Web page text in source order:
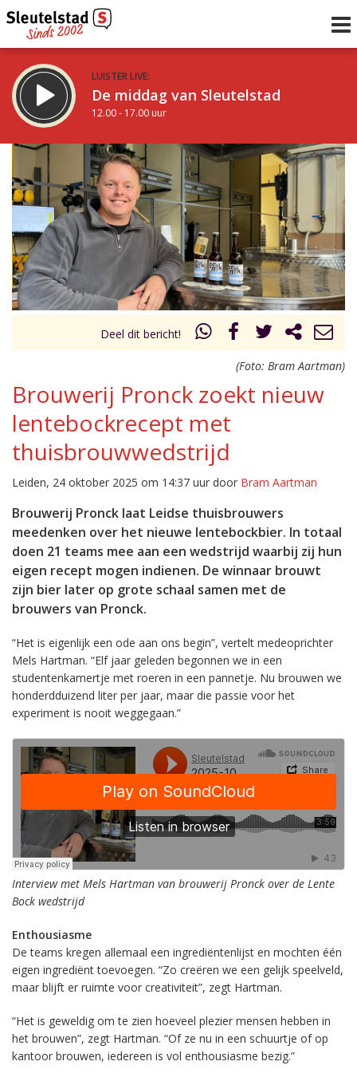
LUISTER LIVE:
De middag van Sleutelstad
12.00 - 17.00 uur
STRAKS:
Sleutelstad 30
17.00 - 19.00 uur
Vorig uur
uur 1 van 0 Volgend uur
Inklappen
Deel dit bericht!
(Foto: Bram Aartman)
Brouwerij Pronck zoekt nieuw
lentebockrecept met
thuisbrouwwedstrijd
Leiden, 24 oktober 2025 om 14:37 uur door Bram Aartman
Brouwerij Pronck laat Leidse thuisbrouwers
meedenken over het nieuwe lentebockbier. In totaal
doen 21 teams mee aan een wedstrijd waarbij zij hun
eigen recept mogen indienen. De winnaar brouwt
zijn bier later op grote schaal samen met de
brouwers van Pronck.
“Het is eigenlijk een ode aan ons begin”, vertelt medeoprichter
Mels Hartman. “Elf jaar geleden begonnen we in een
studentenkamertje met roeren in een pannetje. Nu brouwen we
honderdduizend liter per jaar, maar die passie voor het
experiment is nooit weggegaan.”
Interview met Mels Hartman van brouwerij Pronck over de Lente
Bock wedstrijd
Enthousiasme
De teams kregen allemaal een ingrediëntenlijst en mochten één
eigen ingrediënt toevoegen. “Zo creëren we een gelijk speelveld,
maar blijft er ruimte voor creativiteit”, zegt Hartman.
“Het is geweldig om te zien hoeveel plezier mensen hebben in
het brouwen”, zegt Hartman. “Of ze nu in een schuurtje of op
kantoor brouwen, iedereen is vol enthousiasme bezig.”